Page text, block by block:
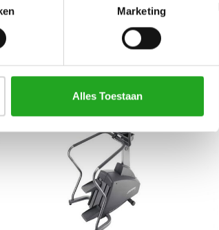
Marketing
Alles Toestaan
LIFE FITNESS BACK